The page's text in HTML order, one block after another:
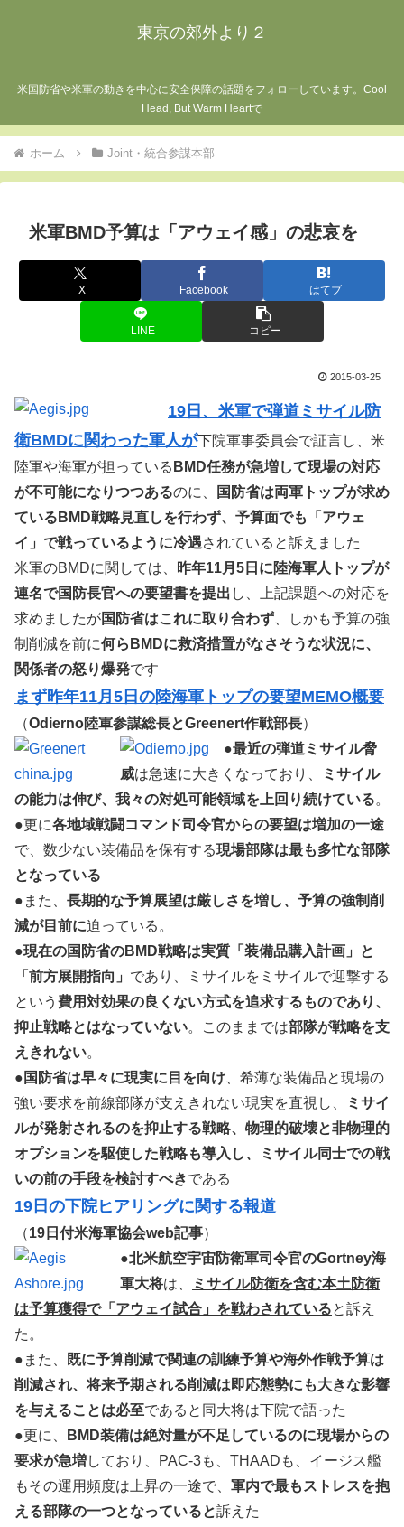
東京の郊外より２
米国防省や米軍の動きを中心に安全保障の話題をフォローしています。Cool
Head, But Warm Heartで
ホーム Joint・統合参謀本部
米軍BMD予算は「アウェイ感」の悲哀を
X Facebook はてブ
LINE コピー
2015-03-25
19日、米軍で弾道ミサイル防
衛BMDに関わった軍人が下院軍事委員会で証言し、米
陸軍や海軍が担っている BMD任務が急増して現場の対応
が不可能になりつつあるのに、
国防省は両軍トップが求め
ているBMD戦略見直しを行わず、予算面でも「アウェ
イ」で戦っているように冷遇されていると訴えました
米軍のBMDに関しては、
昨年11月5日に陸海軍人トップが
連名で国防長官への要望書を提出 し、上記課題への対応を
求めましたが国防省はこれに取り合わず 、しかも予算の強
制削減を前に何らBMDに救済措置がなさそうな状況に、
関係者の怒り爆発です
まず昨年11月5日の陸海軍トップの要望MEMO概要
（Odierno陸軍参謀総長とGreenert作戦部長）
●最近の弾道ミサイル脅
威は急速に大きくなっており、
ミサイル
の能力は伸び、我々の対処可能領域を上回り続けている。
●更に各地域戦闘コマンド司令官からの要望は増加の一途
で、数少ない装備品を保有する現場部隊は最も多忙な部隊
となっている
●また、 長期的な予算展望は厳しさを増し、予算の強制削
減が目前に迫っている。
●現在の国防省のBMD戦略は実質「装備品購入計画」と
「前方展開指向」 であり、ミサイルをミサイルで迎撃する
という 費用対効果の良くない方式を追求するものであり、
抑止戦略とはなっていない。このままでは部隊が戦略を支
えきれない。
● 国防省は早々に現実に目を向け 、希薄な装備品と現場の
強い要求を前線部隊が支えきれない現実を直視し、
ミサイ
ルが発射されるのを抑止する戦略、物理的破壊と非物理的
オプションを駆使した戦略も導入し、ミサイル同士での戦
いの前の手段を検討すべきである
19日の下院ヒアリングに関する報道
（19日付米海軍協会web記事）
●北米航空宇宙防衛軍司令官のGortney海
軍大将は、
ミサイル防衛を含む本土防衛
は予算獲得で「アウェイ試合」を戦わされていると訴え
た。
●また、
既に予算削減で関連の訓練予算や海外作戦予算は
削減され、将来予期される削減は即応態勢にも大きな影響
を与えることは必至であると同大将は下院で語った
●更に、
BMD装備は絶対量が不足しているのに現場からの
要求が急増しており、PAC-3も、THAADも、イージス艦
もその運用頻度は上昇の一途で、 軍内で最もストレスを抱
える部隊の一つとなっていると訴えた